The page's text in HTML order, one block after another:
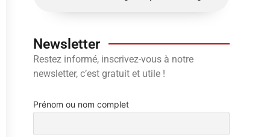
Newsletter
Restez informé, inscrivez-vous à notre
newsletter, c’est gratuit et utile !
Prénom ou nom complet